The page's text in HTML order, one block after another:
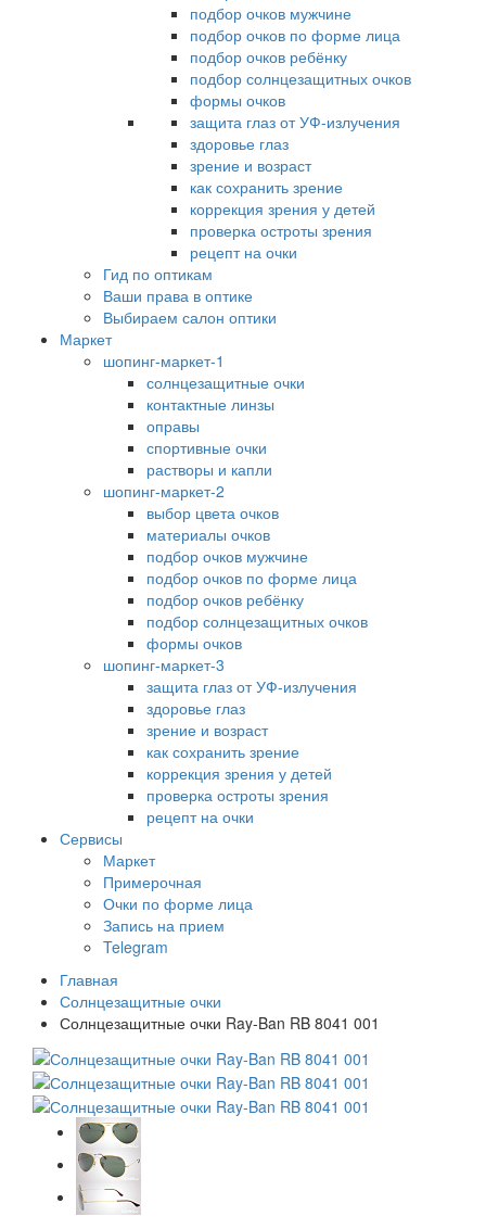
подбор очков мужчине
подбор очков по форме лица
подбор очков ребёнку
подбор солнцезащитных очков
формы очков
защита глаз от УФ-излучения
здоровье глаз
зрение и возраст
как сохранить зрение
коррекция зрения у детей
проверка остроты зрения
рецепт на очки
Гид по оптикам
Ваши права в оптике
Выбираем салон оптики
Маркет
шопинг-маркет-1
солнцезащитные очки
контактные линзы
оправы
спортивные очки
растворы и капли
шопинг-маркет-2
выбор цвета очков
материалы очков
подбор очков мужчине
подбор очков по форме лица
подбор очков ребёнку
подбор солнцезащитных очков
формы очков
шопинг-маркет-3
защита глаз от УФ-излучения
здоровье глаз
зрение и возраст
как сохранить зрение
коррекция зрения у детей
проверка остроты зрения
рецепт на очки
Сервисы
Маркет
Примерочная
Очки по форме лица
Запись на прием
Telegram
Главная
Солнцезащитные очки
Солнцезащитные очки Ray-Ban RB 8041 001